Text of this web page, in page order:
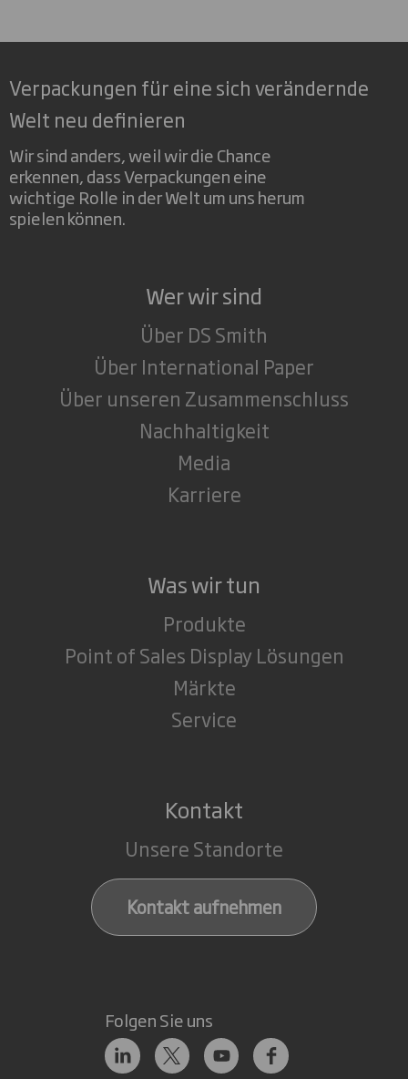
Verpackungen für eine sich verändernde
Welt neu definieren
Wir sind anders, weil wir die Chance
erkennen, dass Verpackungen eine
wichtige Rolle in der Welt um uns herum
spielen können.
Wer wir sind
Über DS Smith
Über International Paper
Über unseren Zusammenschluss
Nachhaltigkeit
Media
Karriere
Was wir tun
Produkte
Point of Sales Display Lösungen
Märkte
Service
Kontakt
Unsere Standorte
Kontakt aufnehmen
Folgen Sie uns